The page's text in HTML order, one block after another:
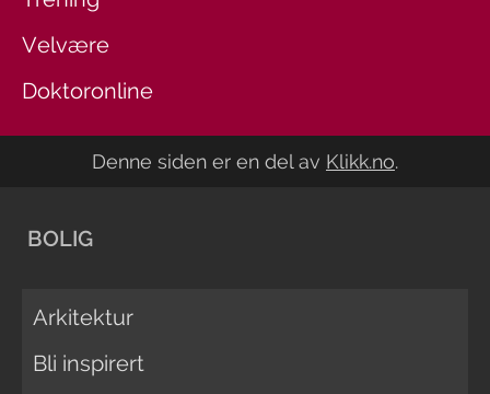
Velvære
Doktoronline
Denne siden er en del av Klikk.no.
BOLIG
Arkitektur
Bli inspirert